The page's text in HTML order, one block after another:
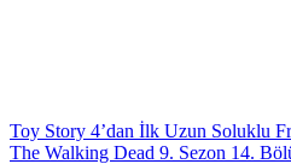
Toy Story 4’dan İlk Uzun Soluklu
The Walking Dead 9. Sezon 14.